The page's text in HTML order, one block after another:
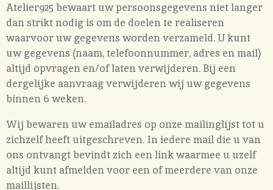
Atelier925 bewaart uw persoonsgegevens niet langer
dan strikt nodig is om de doelen te realiseren
waarvoor uw gegevens worden verzameld. U kunt
uw gegevens (naam, telefoonnummer, adres en mail)
altijd opvragen en/of laten verwijderen. Bij een
dergelijke aanvraag verwijderen wij uw gegevens
binnen 6 weken.
Wij bewaren uw emailadres op onze mailinglijst tot u
zichzelf heeft uitgeschreven. In iedere mail die u van
ons ontvangt bevindt zich een link waarmee u uzelf
altijd kunt afmelden voor een of meerdere van onze
maillijsten.